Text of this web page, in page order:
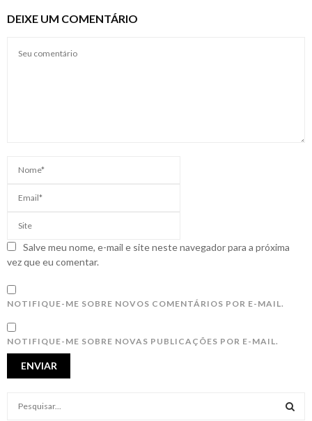
DEIXE UM COMENTÁRIO
Salve meu nome, e-mail e site neste navegador para a próxima
vez que eu comentar.
NOTIFIQUE-ME SOBRE NOVOS COMENTÁRIOS POR E-MAIL.
NOTIFIQUE-ME SOBRE NOVAS PUBLICAÇÕES POR E-MAIL.